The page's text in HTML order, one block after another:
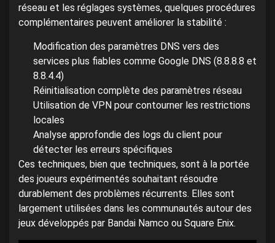
réseau et les réglages systèmes, quelques procédures
complémentaires peuvent améliorer la stabilité :
Modification des paramètres DNS vers des
services plus fiables comme Google DNS (8.8.8.8 et
8.8.4.4)
Réinitialisation complète des paramètres réseau
Utilisation de VPN pour contourner les restrictions
locales
Analyse approfondie des logs du client pour
détecter les erreurs spécifiques
Ces techniques, bien que techniques, sont à la portée
des joueurs expérimentés souhaitant résoudre
durablement des problèmes récurrents. Elles sont
largement utilisées dans les communautés autour des
jeux développés par Bandai Namco ou Square Enix.